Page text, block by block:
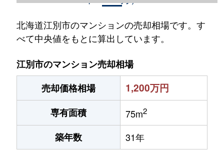
北海道江別市のマンションの売却相場です。す
べて中央値をもとに算出しています。
江別市のマンション売却相場
売却価格相場
1,200万円
専有面積 75m2
築年数 31年